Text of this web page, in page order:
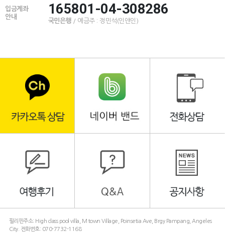
입금계좌
안내
165801-04-308286
국민은행/ 예금주 : 정민석(인앤인)
필리핀주소: High class pool villa, M town Village, Poinsetia Ave, Brgy Pampang, Angeles
City. 전화번호: 070-7732-1168